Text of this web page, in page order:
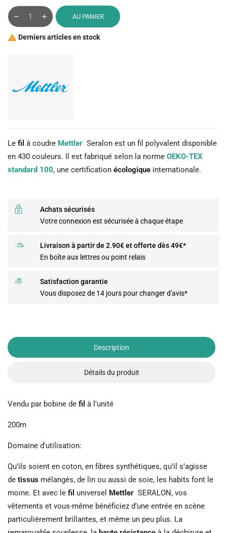
AU PANIER
 Derniers articles en stock
Le fil à coudre Mettler Seralon est un fil polyvalent disponible
en 430 couleurs. Il est fabriqué selon la norme OEKO-TEX
standard 100, une certification écologique internationale.
Achats sécurisés
Votre connexion est sécurisée à chaque étape
Livraison à partir de 2.90€ et offerte dès 49€*
En boîte aux lettres ou point relais
Satisfaction garantie
Vous disposez de 14 jours pour changer d'avis*
Description
Détails du produit
Vendu par bobine de fil à l'unité
200m
Domaine d'utilisation:
Qu’ils soient en coton, en fibres synthétiques, qu’il s’agisse
de tissus mélangés, de lin ou aussi de soie, les habits font le
moine. Et avec le fil universel Mettler SERALON, vos
vêtements et vous-même bénéficiez d’une entrée en scène
particulièrement brillantes, et même un peu plus. La